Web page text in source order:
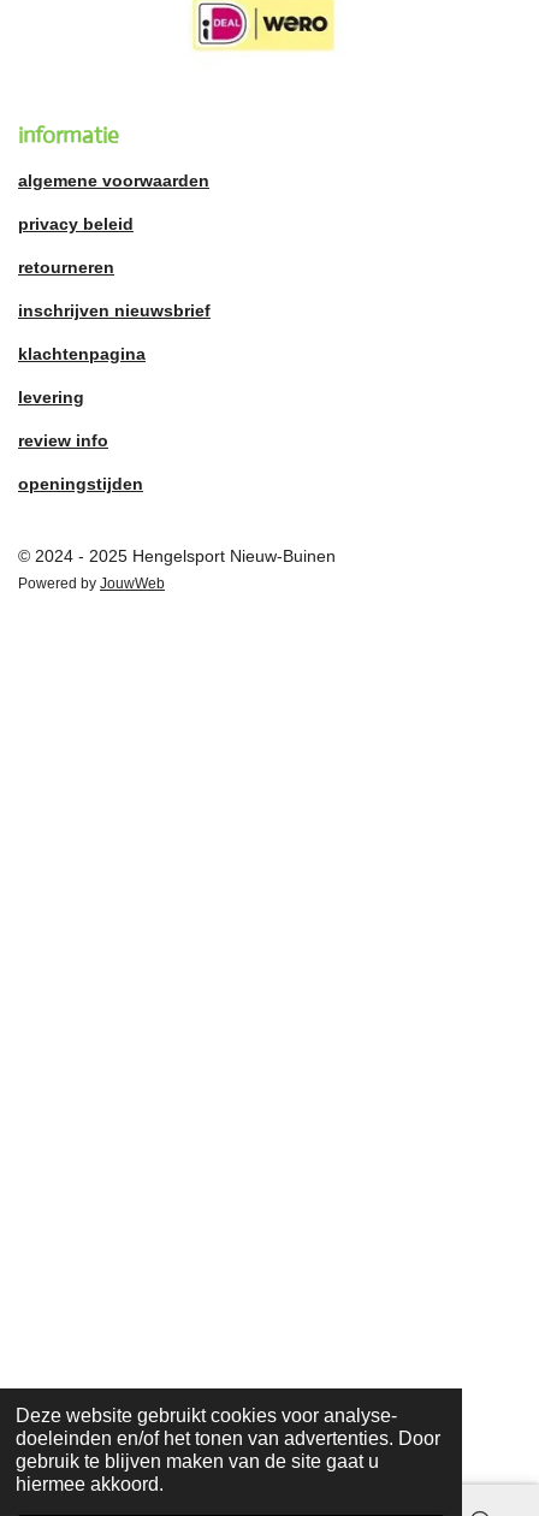
Deze website gebruikt cookies voor analyse-
doeleinden en/of het tonen van advertenties. Door
gebruik te blijven maken van de site gaat u
hiermee akkoord.
informatie
algemene voorwaarden
privacy beleid
retourneren
inschrijven nieuwsbrief
klachtenpagina
levering
review info
openingstijden
© 2024 - 2025 Hengelsport Nieuw-Buinen
Powered by JouwWeb